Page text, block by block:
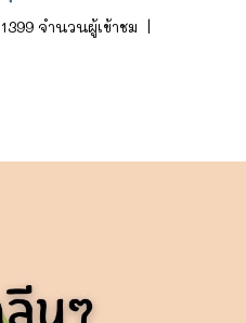
1399 จำนวนผู้เข้าชม |